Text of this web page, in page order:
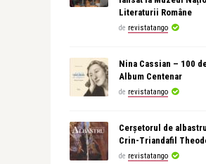
Literaturii Române
de revistatango
Nina Cassian – 100
Album Centenar
de revistatango
Cerșetorul de
Crin-Triandafil
de revistatango